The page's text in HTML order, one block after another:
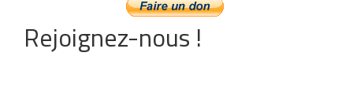
Rejoignez-nous !